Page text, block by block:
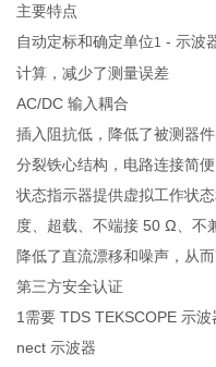
主要特点
自动定标和确定单位1 - 示波
计算，减少了测量误差
AC/DC 输入耦合
插入阻抗低，降低了被测器
分裂铁心结构，电路连接简便
状态指示器提供虚拟工作状
度、超载、不端接 50 Ω、不
降低了直流漂移和噪声，从
第三方安全认证
1需要 TDS TEKSCOPE 示
nect 示波器